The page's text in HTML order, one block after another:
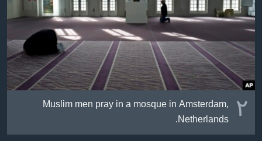
٢ Muslim men pray in a mosque in Amsterdam,
Netherlands.